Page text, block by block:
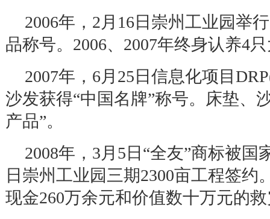
2006年， 2月 16日崇州工业园举
品称号。 2006、 2007年终身认养4
2007年， 6月 25 日信息化项目
沙发获得“中国名牌”称号。床垫、
产品”。
2008年， 3月 5 日 “全友”商标被国
日崇州工业园三期2300亩工程签约
现金260万余元和价值数十万元的